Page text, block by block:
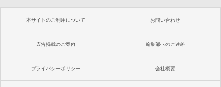
本サイトのご利用について お問い合わせ
広告掲載のご案内 編集部へのご連絡
プライバシーポリシー 会社概要